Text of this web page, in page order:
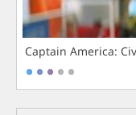
Captain America: